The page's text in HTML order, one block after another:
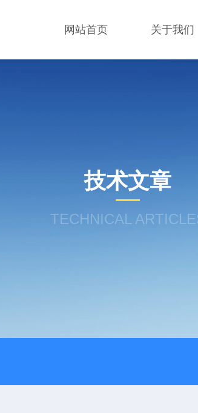
网站首页 关于我们
技术文章
TECHNICAL